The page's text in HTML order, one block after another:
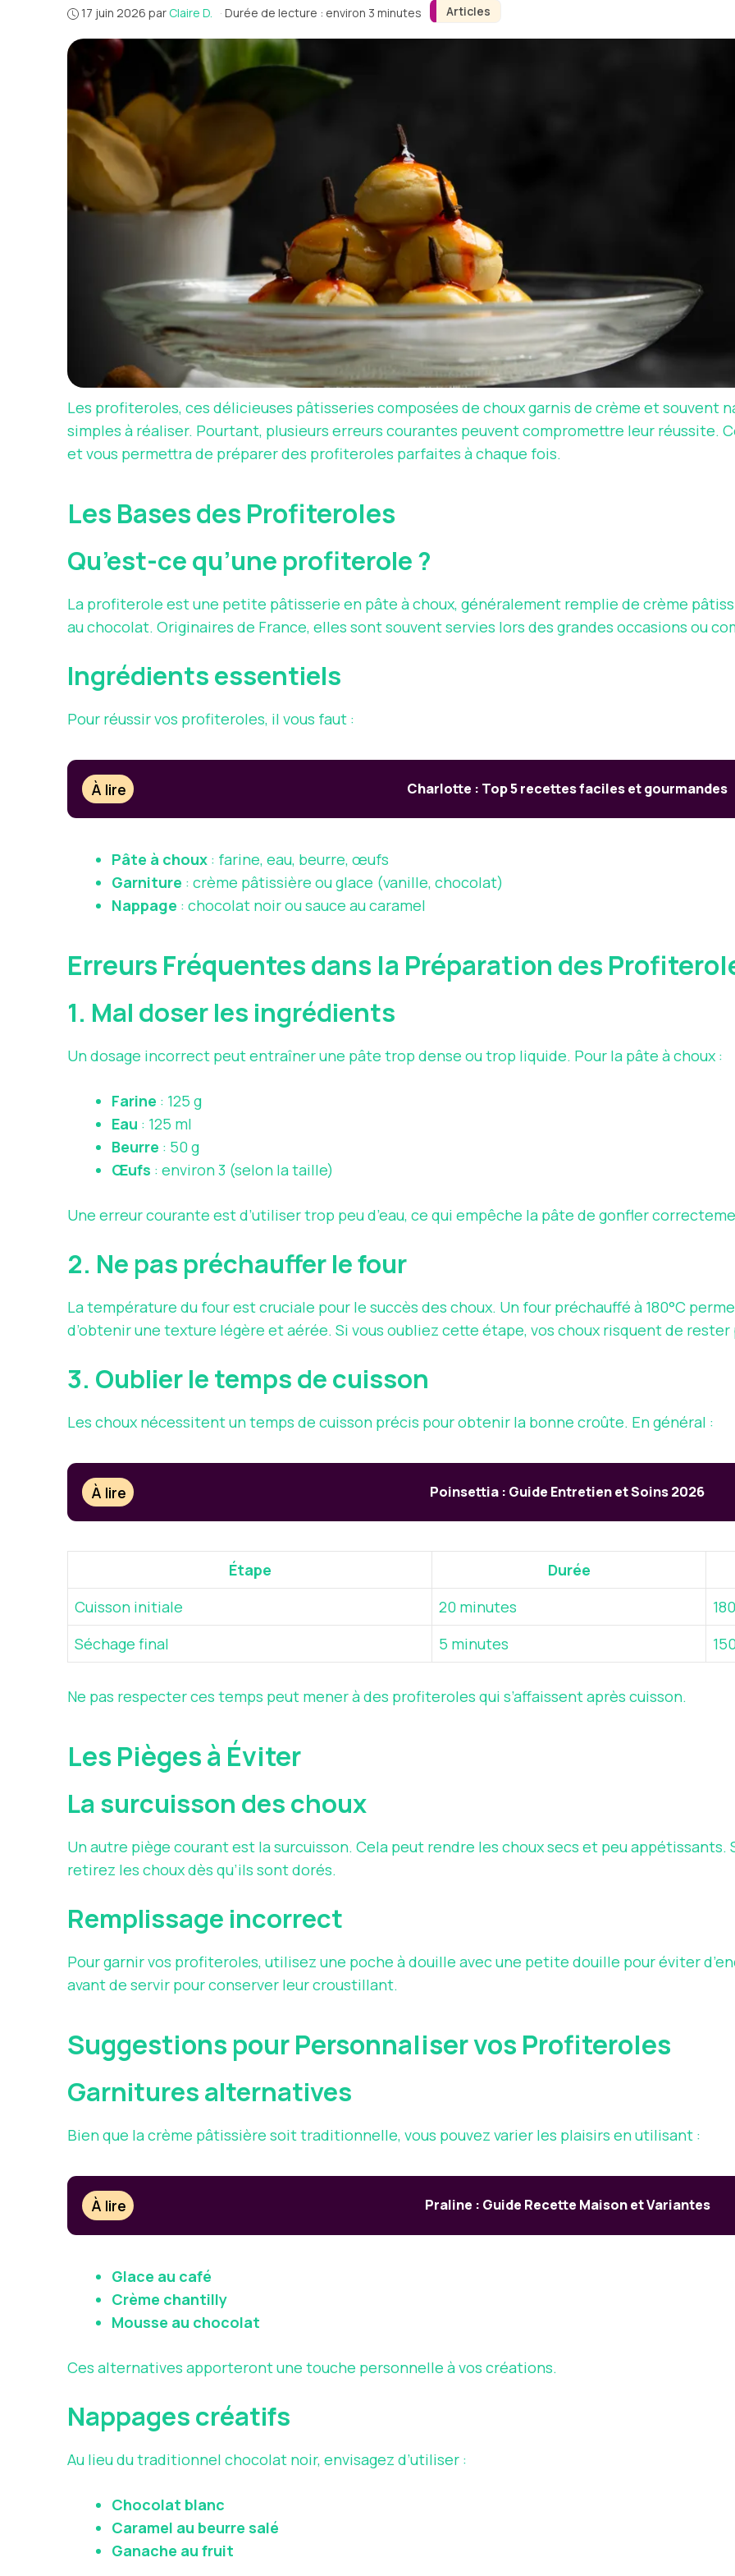
Articles
17 juin 2026 par Claire D. · Durée de lecture : environ 3 minutes
Les profiteroles, ces délicieuses pâtisseries composées de choux garnis de crème et souvent
simples à réaliser. Pourtant, plusieurs erreurs courantes peuvent compromettre leur réussite.
et vous permettra de préparer des profiteroles parfaites à chaque fois.
Les Bases des Profiteroles
Qu’est-ce qu’une profiterole ?
La profiterole est une petite pâtisserie en pâte à choux, généralement remplie de crème
au chocolat. Originaires de France, elles sont souvent servies lors des grandes occasions ou
Ingrédients essentiels
Pour réussir vos profiteroles, il vous faut :
À lire Charlotte : Top 5 recettes faciles et gourmandes
Pâte à choux : farine, eau, beurre, œufs
Garniture : crème pâtissière ou glace (vanille, chocolat)
Nappage : chocolat noir ou sauce au caramel
Erreurs Fréquentes dans la Préparation des
1. Mal doser les ingrédients
Un dosage incorrect peut entraîner une pâte trop dense ou trop liquide. Pour la pâte à choux :
Farine : 125 g
Eau : 125 ml
Beurre : 50 g
Œufs : environ 3 (selon la taille)
Une erreur courante est d’utiliser trop peu d’eau, ce qui empêche la pâte de gonfler
2. Ne pas préchauffer le four
La température du four est cruciale pour le succès des choux. Un four préchauffé à 180°C
d’obtenir une texture légère et aérée. Si vous oubliez cette étape, vos choux risquent de
3. Oublier le temps de cuisson
Les choux nécessitent un temps de cuisson précis pour obtenir la bonne croûte. En général :
À lire Poinsettia : Guide Entretien et Soins 2026
Étape
Durée
Cuisson initiale
20 minutes
Séchage final
5 minutes
Ne pas respecter ces temps peut mener à des profiteroles qui s’affaissent après cuisson.
Les Pièges à Éviter
La surcuisson des choux
Un autre piège courant est la surcuisson. Cela peut rendre les choux secs et peu
retirez les choux dès qu’ils sont dorés.
Remplissage incorrect
Pour garnir vos profiteroles, utilisez une poche à douille avec une petite douille pour éviter
avant de servir pour conserver leur croustillant.
Suggestions pour Personnaliser vos Profiteroles
Garnitures alternatives
Bien que la crème pâtissière soit traditionnelle, vous pouvez varier les plaisirs en utilisant :
À lire Praline : Guide Recette Maison et Variantes
Glace au café
Crème chantilly
Mousse au chocolat
Ces alternatives apporteront une touche personnelle à vos créations.
Nappages créatifs
Au lieu du traditionnel chocolat noir, envisagez d’utiliser :
Chocolat blanc
Caramel au beurre salé
Ganache au fruit